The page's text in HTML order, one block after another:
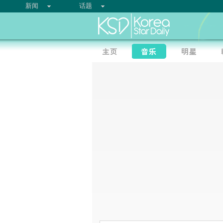
新闻 话题